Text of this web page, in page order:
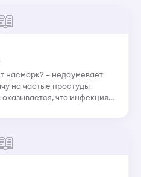
насморк? – недоумевает
на частые простуды
что инфекция